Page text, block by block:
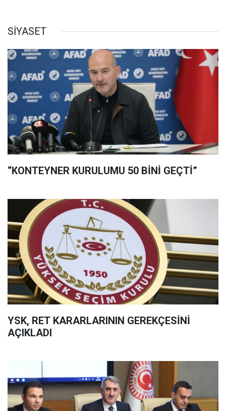
SİYASET
“KONTEYNER KURULUMU 50 BİNİ GEÇTİ”
YSK, RET KARARLARININ GEREKÇESİNİ
AÇIKLADI